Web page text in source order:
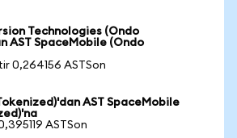
Technologies (Ondo
AST SpaceMobile (Ondo
0,264156 ASTSon
AST SpaceMobile
ASTSon